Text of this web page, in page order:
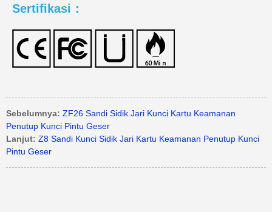
Sertifikasi：
Sebelumnya: ZF26 Sandi Sidik Jari Kunci Kartu Keamanan
Penutup Kunci Pintu Geser
Lanjut: Z8 Sandi Kunci Sidik Jari Kartu Keamanan Penutup Kunci
Pintu Geser